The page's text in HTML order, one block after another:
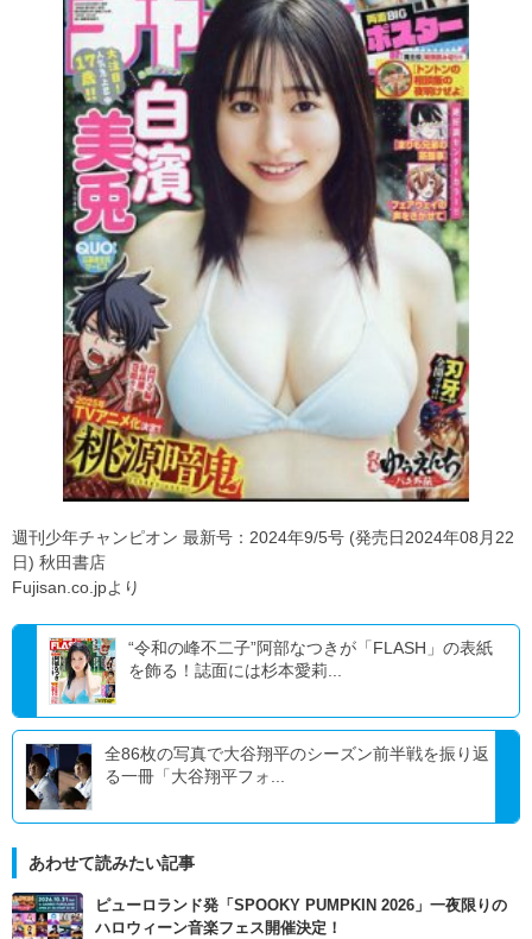
週刊少年チャンピオン 最新号：2024年9/5号 (発売日2024年08月22
日) 秋田書店
Fujisan.co.jpより
“令和の峰不二子”阿部なつきが「FLASH」の表紙
を飾る！誌面には杉本愛莉...
全86枚の写真で大谷翔平のシーズン前半戦を振り返
る一冊「大谷翔平フォ...
あわせて読みたい記事
ピューロランド発「SPOOKY PUMPKIN 2026」一夜限りの
ハロウィーン音楽フェス開催決定！